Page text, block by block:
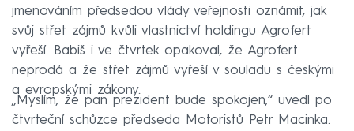
jmenováním předsedou vlády veřejnosti oznámit, jak
svůj střet zájmů kvůli vlastnictví holdingu Agrofert
vyřeší. Babiš i ve čtvrtek opakoval, že Agrofert
neprodá a že střet zájmů vyřeší v souladu s českými
a evropskými zákony.
„Myslím, že pan prezident bude spokojen,“ uvedl po
čtvrteční schůzce předseda Motoristů Petr Macinka.